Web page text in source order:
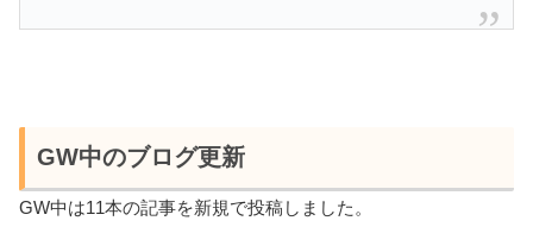
GW中のブログ更新
GW中は11本の記事を新規で投稿しました。